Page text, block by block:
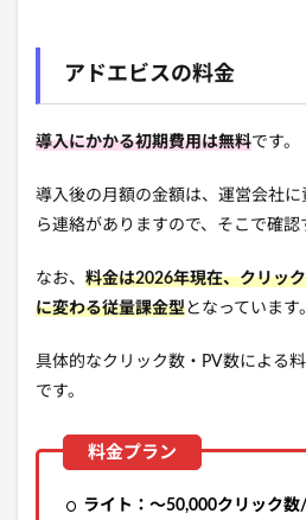
アドエビスの料金
導入にかかる初期費用は無料です。
導入後の月額の金額は、運営会社
ら連絡がありますので、そこで確認
なお、 料金は2026年現在、クリッ
に変わる従量課金型となっています。
具体的なクリック数・PV数による
です。
ライト：～50,000クリック数